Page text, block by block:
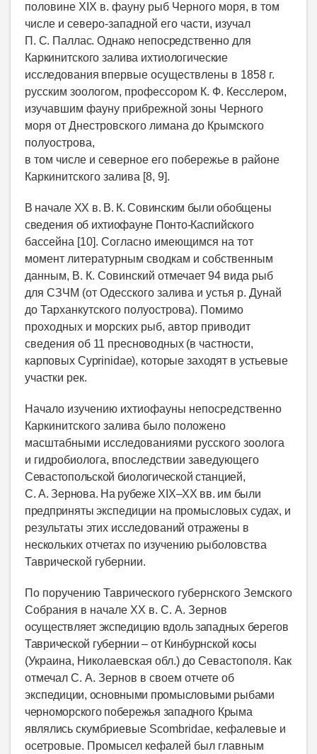
половине XIX в. фауну рыб Черного моря, в том
числе и северо-западной его части, изучал
П. С. Паллас. Однако непосредственно для
Каркинитского залива ихтиологические
исследования впервые осуществлены в 1858 г.
русским зоологом, профессором К. Ф. Кесслером,
изучавшим фауну прибрежной зоны Черного
моря от Днестровского лимана до Крымского
полуострова,
в том числе и северное его побережье в районе
Каркинитского залива [8, 9].
В начале XX в. В. К. Совинским были обобщены
сведения об ихтиофауне Понто-Каспийского
бассейна [10]. Согласно имеющимся на тот
момент литературным сводкам и собственным
данным, В. К. Совинский отмечает 94 вида рыб
для СЗЧМ (от Одесского залива и устья р. Дунай
до Тарханкутского полуострова). Помимо
проходных и морских рыб, автор приводит
сведения об 11 пресноводных (в частности,
карповых Cyprinidae), которые заходят в устьевые
участки рек.
Начало изучению ихтиофауны непосредственно
Каркинитского залива было положено
масштабными исследованиями русского зоолога
и гидробиолога, впоследствии заведующего
Севастопольской биологической станцией,
С. А. Зернова. На рубеже XIX–XX вв. им были
предприняты экспедиции на промысловых судах, и
результаты этих исследований отражены в
несколькихотчетах по изучению рыболовства
Таврической губернии.
По поручению Таврического губернского Земского
Собрания в начале XX в. С. А. Зернов
осуществляет экспедицию вдоль западных берегов
Таврической губернии – от Кинбурнской косы
(Украина, Николаевская обл.) до Севастополя. Как
отмечал С. А. Зернов в своем отчете об
экспедиции, основными промысловыми рыбами
черноморского побережья западного Крыма
являлисьскумбриевые Scombridae, кефалевые и
осетровые. Промысел кефалей был главным